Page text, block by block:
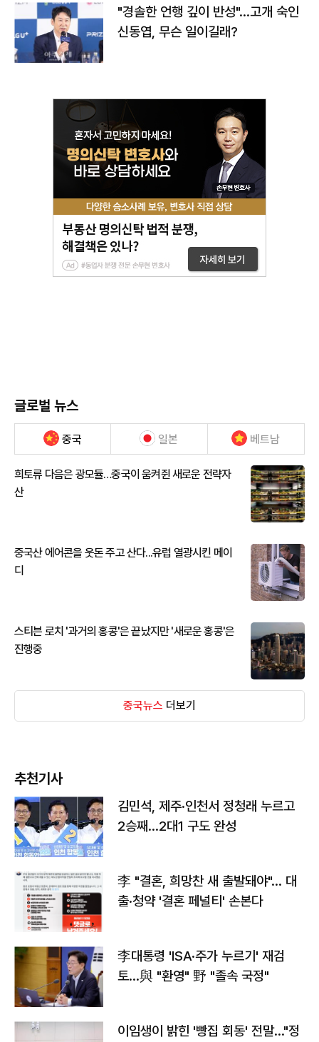
"경솔한 언행 깊이 반성"…고개 숙인
신동엽, 무슨 일이길래?
글로벌 뉴스
중국 일본 베트남
희토류 다음은 광모듈…중국이 움켜쥔 새로운 전략자
산
중국산 에어콘을 웃돈 주고 산다...유럽 열광시킨 메이
디
스티븐 로치 '과거의 홍콩'은 끝났지만 '새로운 홍콩'은
진행중
중국뉴스 더보기
추천기사
김민석, 제주·인천서 정청래 누르고
2승째…2대1 구도 완성
李 "결혼, 희망찬 새 출발돼야"… 대
출·청약 '결혼 페널티' 손본다
李대통령 'ISA·주가 누르기' 재검
토…與 "환영" 野 "졸속 국정"
이임생이 밝힌 '빵집 회동' 전말…"정